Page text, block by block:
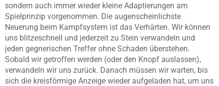
sondern auch immer wieder kleine Adaptierungen am
Spielprinzip vorgenommen. Die augenscheinlichste
Neuerung beim Kampfsystem ist das Verhärten. Wir können
uns blitzeschnell und jederzeit zu Stein verwandeln und
jeden gegnerischen Treffer ohne Schaden überstehen.
Sobald wir getroffen werden (oder den Knopf auslassen),
verwandeln wir uns zurück. Danach müssen wir warten, bis
sich die kreisförmige Anzeige wieder aufgeladen hat, um uns